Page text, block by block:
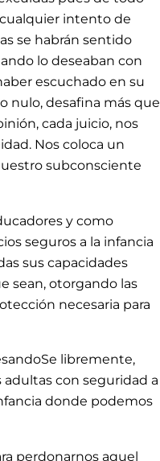
intento de
se habrán sentido
lo deseaban con
escuchado en su
nulo, desafina más que
cada juicio, nos
Nos coloca un
subconsciente
y como
seguros a la infancia
sus capacidades
sean, otorgando las
necesaria para
libremente,
con seguridad a
donde podemos
perdonarnos aquel